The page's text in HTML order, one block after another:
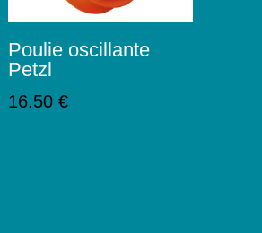
Poulie oscillante
Petzl
16.50 €